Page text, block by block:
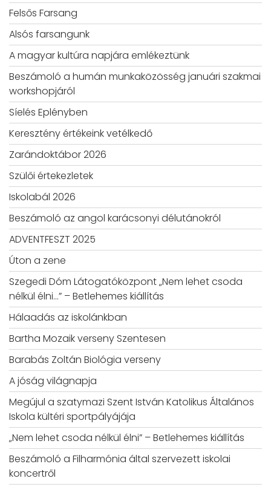
Felsős Farsang
Alsós farsangunk
A magyar kultúra napjára emlékeztünk
Beszámoló a humán munkaközösség januári szakmai
workshopjáról
Síelés Eplényben
Keresztény értékeink vetélkedő
Zarándoktábor 2026
Szülői értekezletek
Iskolabál 2026
Beszámoló az angol karácsonyi délutánokról
ADVENTFESZT 2025
Úton a zene
Szegedi Dóm Látogatóközpont „Nem lehet csoda
nélkül élni…” – Betlehemes kiállítás
Hálaadás az iskolánkban
Bartha Mozaik verseny Szentesen
Barabás Zoltán Biológia verseny
A jóság világnapja
Megújul a szatymazi Szent István Katolikus Általános
Iskola kültéri sportpályájája
„Nem lehet csoda nélkül élni” – Betlehemes kiállítás
Beszámoló a Filharmónia által szervezett iskolai
koncertről